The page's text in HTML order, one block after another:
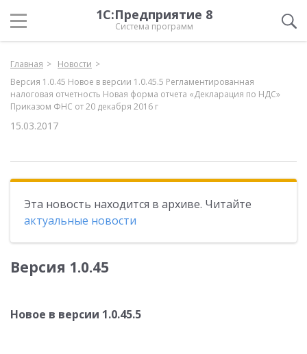
1С:Предприятие 8
Система программ
Главная
Новости
Версия 1.0.45 Новое в версии 1.0.45.5 Регламентированная
налоговая отчетность Новая форма отчета «Декларация по НДС»
Приказом ФНС от 20 декабря 2016 г
15.03.2017
Эта новость находится в архиве. Читайте
актуальные новости
Версия 1.0.45
Новое в версии 1.0.45.5